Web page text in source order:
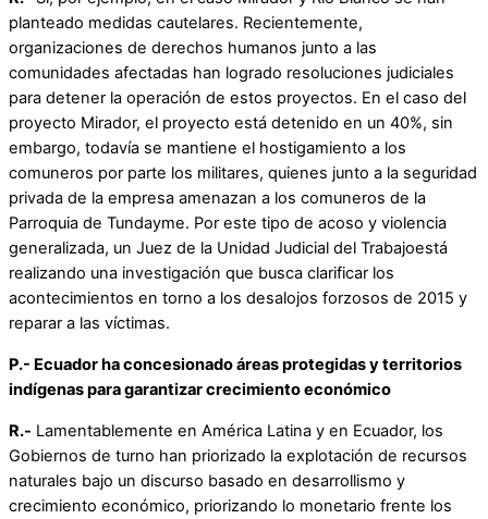
planteado medidas cautelares. Recientemente,
organizaciones de derechos humanos junto a las
comunidades afectadas han logrado resoluciones judiciales
para detener la operación de estos proyectos. En el caso del
proyecto Mirador, el proyecto está detenido en un 40%, sin
embargo, todavía se mantiene el hostigamiento a los
comuneros por parte los militares, quienes junto a la seguridad
privada de la empresa amenazan a los comuneros de la
Parroquia de Tundayme. Por este tipo de acoso y violencia
generalizada, un Juez de la Unidad Judicial del Trabajoestá
realizando una investigación que busca clarificar los
acontecimientos en torno a los desalojos forzosos de 2015 y
reparar a las víctimas.
P.- Ecuador ha concesionado áreas protegidas y territorios
indígenas para garantizar crecimiento económico
R.- Lamentablemente en América Latina y en Ecuador, los
Gobiernos de turno han priorizado la explotación de recursos
naturales bajo un discurso basado en desarrollismo y
crecimiento económico, priorizando lo monetario frente los